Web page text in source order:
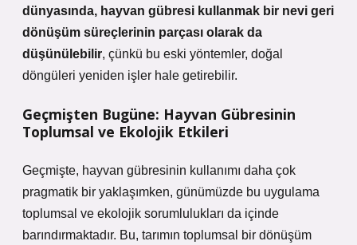
dünyasında, hayvan gübresi kullanmak bir nevi geri
dönüşüm süreçlerinin parçası olarak da
düşünülebilir, çünkü bu eski yöntemler, doğal
döngüleri yeniden işler hale getirebilir.
Geçmişten Bugüne: Hayvan Gübresinin
Toplumsal ve Ekolojik Etkileri
Geçmişte, hayvan gübresinin kullanımı daha çok
pragmatik bir yaklaşımken, günümüzde bu uygulama
toplumsal ve ekolojik sorumlulukları da içinde
barındırmaktadır. Bu, tarımın toplumsal bir dönüşüm